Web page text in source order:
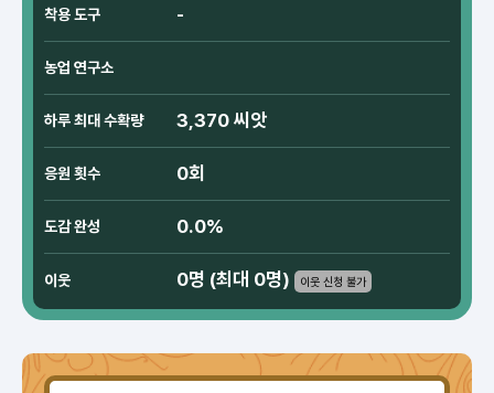
착용 도구 -
농업 연구소
하루 최대 수확량 3,370 씨앗
응원 횟수 0회
도감 완성 0.0%
이웃 0명 (최대 0명) 이웃 신청 불가